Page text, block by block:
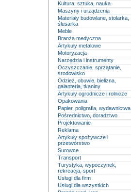
Kultura, sztuka, nauka
Maszyny i urządzenia
Materiały budowlane, stolarka,
ślusarka
Meble
Branża medyczna
Artykuły metalowe
Motoryzacja
Narzędzia i instrumenty
Oczyszczanie, sprzątanie,
środowisko
Odzież, obuwie, bielizna,
galanteria, tkaniny
Artykuły ogrodnicze i rolnicze
Opakowania
Papier, poligrafia, wydawnictwa
Pośrednictwo, doradztwo
Projektowanie
Reklama
Artykuły spożywcze i
przetwórstwo
Surowce
Transport
Turystyka, wypoczynek,
rekreacja, sport
Usługi dla firm
Usługi dla wszystkich